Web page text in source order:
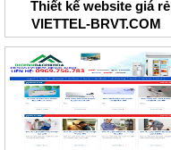
Thiết kế website giá rẻ
VIETTEL-BRVT.COM